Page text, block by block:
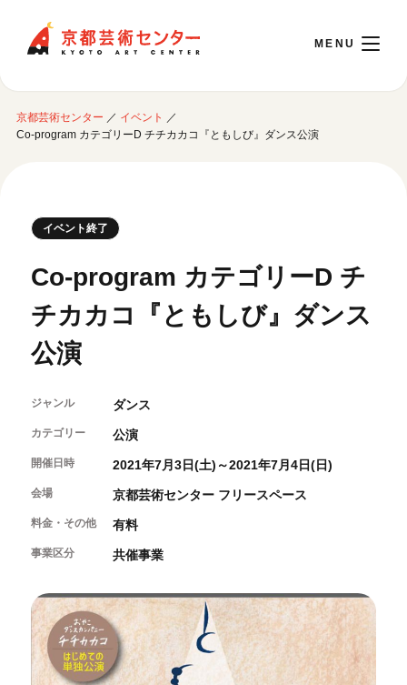
English
※チケット窓口は18:00まで／ギャラリー・図書室・情報コーナーは20:00まで／カ
ご利用案内
開館時間・アクセシビリティ
交通アクセス
カフェ・ショップ
よくあるご質問
イベントに参加する
開催中のイベント
月間スケジュール
センターのプログラム・事業
制作室を使う
制作室について
制作室の使用方法・募集要項
公募情報
KACサポーター
京都芸術センターについて
京都芸術センターってどんなところ？
京都芸術センターの歩み
概要・理念・運営体制
チケット情報
お知らせ
京都芸術センター ／ イベント ／
Co-program カテゴリーD チチカカコ『ともしび』ダンス公演
イベント終了
Co-program カテゴリーD チ
チカカコ『ともしび』ダンス
公演
ジャンル ダンス
カテゴリー 公演
開催日時 2021年7月3日(土)～2021年7月4日(日)
会場 京都芸術センター フリースペース
料金・その他 有料
事業区分 共催事業